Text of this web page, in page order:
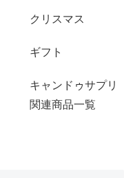
クリスマス
ギフト
キャンドゥサプリ
関連商品一覧